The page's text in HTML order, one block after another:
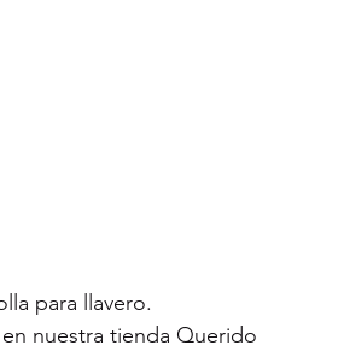
para llavero.
nuestra tienda Querido